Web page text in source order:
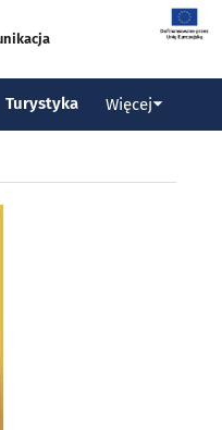
Turystyka Więcej